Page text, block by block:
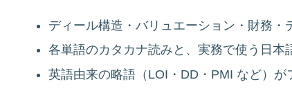
ディール構造・バリュエーション・財務
各単語のカタカナ読みと、実務で使う日本
英語由来の略語（LOI・DD・PMI など）